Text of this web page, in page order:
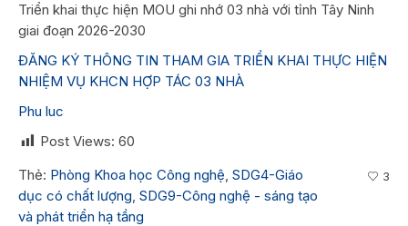
Triển khai thực hiện MOU ghi nhớ 03 nhà với tỉnh Tây Ninh
giai đoạn 2026-2030
ĐĂNG KÝ THÔNG TIN THAM GIA TRIỂN KHAI THỰC HIỆN
NHIỆM VỤ KHCN HỢP TÁC 03 NHÀ
Phu luc
Post Views: 60
Thẻ: Phòng Khoa học Công nghệ, SDG4-Giáo
dục có chất lượng, SDG9-Công nghệ - sáng tạo
và phát triển hạ tầng
3